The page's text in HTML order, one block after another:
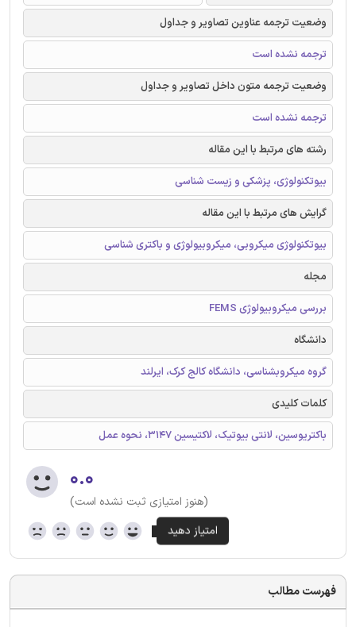
وضعیت ترجمه عناوین تصاویر و جداول
ترجمه نشده است
وضعیت ترجمه متون داخل تصاویر و جداول
ترجمه نشده است
رشته های مرتبط با این مقاله
بیوتکنولوژی، پزشکی و زیست شناسی
گرایش های مرتبط با این مقاله
بیوتکنولوژی میکروبی، میکروبیولوژی و باکتری شناسی
مجله
بررسی میکروبیولوژی FEMS
دانشگاه
گروه میکروبشناسی، دانشگاه کالج کرک، ایرلند
کلمات کلیدی
باکتریوسین، لانتی بیوتیک، لاکتیسین 3147، نحوه عمل
۰.۰
(هنوز امتیازی ثبت نشده است)
فهرست مطالب